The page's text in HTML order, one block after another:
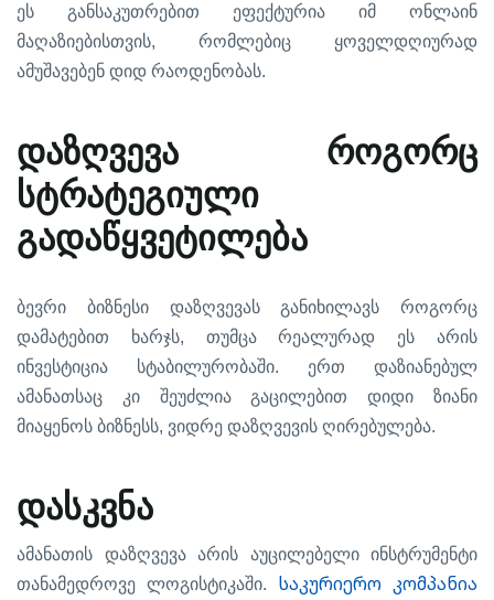
ეს
განსაკუთრებით ეფექტურია იმ
ონლაინ
მაღაზიებისთვის, რომლებიც
ყოველდღიურად
ამუშავებენ დიდ რაოდენობას.
დაზღვევა
როგორც
სტრატეგიული
გადაწყვეტილება
ბევრი ბიზნესი დაზღვევას განიხილავს
როგორც
დამატებით
ხარჯს, თუმცა რეალურად ეს
არის
ინვესტიცია
სტაბილურობაში. ერთ
დაზიანებულ
ამანათსაც
კი შეუძლია გაცილებით დიდი
ზიანი
მიაყენოს ბიზნესს, ვიდრე დაზღვევის ღირებულება.
დასკვნა
ამანათის დაზღვევა არის აუცილებელი
ინსტრუმენტი
თანამედროვე ლოგისტიკაში. საკურიერო კომპანია